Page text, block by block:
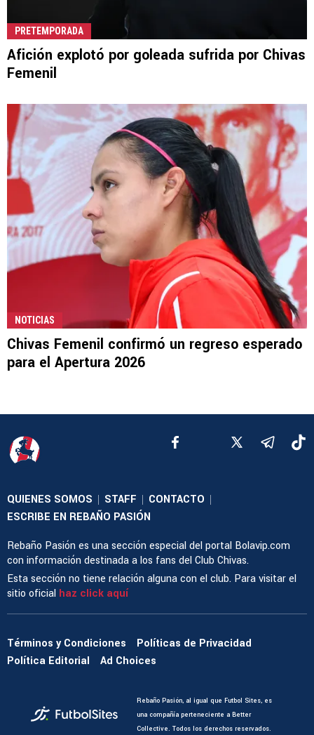
PRETEMPORADA
Afición explotó por goleada sufrida por Chivas
Femenil
NOTICIAS
Chivas Femenil confirmó un regreso esperado
para el Apertura 2026
QUIENES SOMOS | STAFF | CONTACTO |
ESCRIBE EN REBAÑO PASIÓN
Rebaño Pasión es una sección especial del portal Bolavip.com
con información destinada a los fans del Club Chivas.
Esta sección no tiene relación alguna con el club. Para visitar el
sitio oficial haz click aquí
Términos y Condiciones
Políticas de Privacidad
Política Editorial
Ad Choices
Rebaño Pasión, al igual que Futbol Sites, es
una compañía perteneciente a Better
Collective. Todos los derechos reservados.